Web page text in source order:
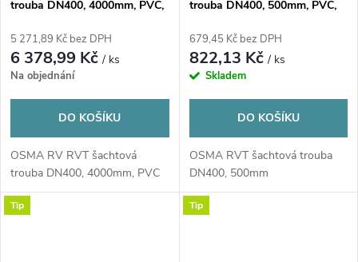
trouba DN400, 4000mm, PVC,
5 271,89 Kč bez DPH
6 378,99 Kč/ ks
Na objednání
DO KOŠÍKU
OSMA RV RVT šachtová
trouba DN400, 4000mm, PVC
trouba DN400, 500mm, PVC,
679,45 Kč bez DPH
822,13 Kč/ ks
Skladem
DO KOŠÍKU
OSMA RVT šachtová trouba
DN400, 500mm
Tip Tip